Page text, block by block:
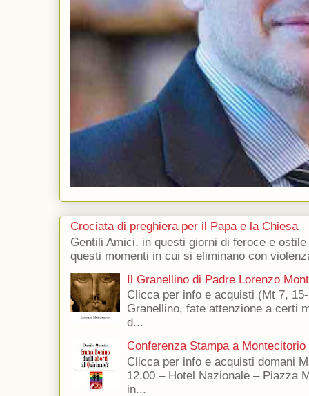
Crociata di preghiera per il Papa e la Chiesa
Gentili Amici, in questi giorni di feroce e
questi momenti in cui si eliminano con
Il Granellino di Padre Lorenzo
Clicca per info e acquisti (Mt 7,
Granellino, fate attenzione a certi
d...
Conferenza Stampa a Montecitorio
Clicca per info e acquisti domani
12.00 – Hotel Nazionale – Piazza
in...